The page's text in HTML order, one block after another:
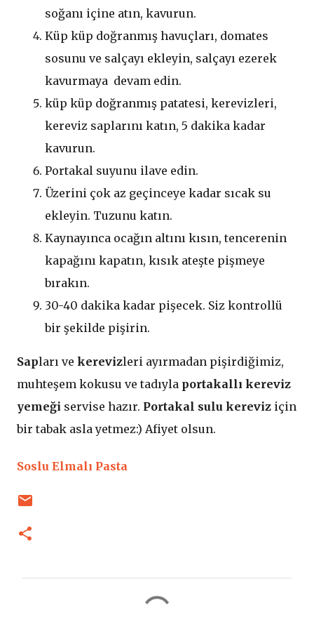
soğanı içine atın, kavurun.
Küp küp doğranmış havuçları, domates
sosunu ve salçayı ekleyin, salçayı ezerek
kavurmaya devam edin.
küp küp doğranmış patatesi, kerevizleri,
kereviz saplarını katın, 5 dakika kadar
kavurun.
Portakal suyunu ilave edin.
Üzerini çok az geçinceye kadar sıcak su
ekleyin. Tuzunu katın.
Kaynayınca ocağın altını kısın, tencerenin
kapağını kapatın, kısık ateşte pişmeye
bırakın.
30-40 dakika kadar pişecek. Siz kontrollü
bir şekilde pişirin.
Sapları ve kerevizleri ayırmadan pişirdiğimiz,
muhteşem kokusu ve tadıyla portakallı kereviz
yemeği servise hazır. Portakal sulu kereviz için
bir tabak asla yetmez:) Afiyet olsun.
Soslu Elmalı Pasta